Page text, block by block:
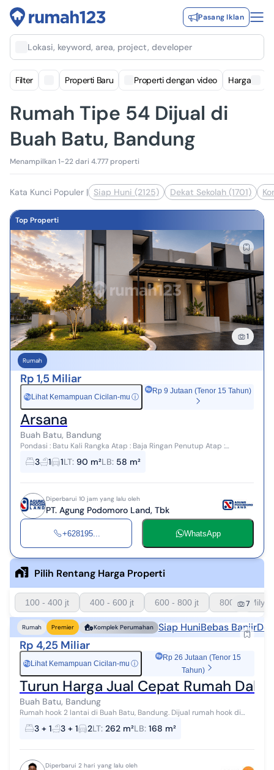
Pasang Iklan
Lokasi, keyword, area, project, developer
Filter Properti Baru Properti dengan video Harga
Rumah Tipe 54 Dijual di
Buah Batu, Bandung
Menampilkan 1-22 dari 4.777 properti
Kata Kunci Populer | Siap Huni (2125) Dekat Sekolah (1701)
Top Properti
1
Rumah
Rp 1,5 Miliar
Rp Lihat Kemampuan Cicilan-mu ⓘ
Rp 9 Jutaan (Tenor 15 Tahun)
Arsana
Buah Batu, Bandung
Pondasi : Batu Kali Rangka Atap : Baja Ringan Penutup Atap :
Genteng Beton Plafond : Gypsum Board; finishing Cat Dinding Luar
& Dalam : Bata Pleste...
3 1 1LT: 90 m²LB: 58 m²
Diperbarui 10 jam yang lalu oleh
PT. Agung Podomoro Land, Tbk
+628195... WhatsApp
Pilih Rentang Harga Properti
100 - 400 jt 400 - 600 jt 600 - 800 jt 800 - 1 Milyar
7
Rumah Premier Komplek Perumahan Siap HuniBebas Banjir
Rp 4,25 Miliar
Rp Lihat Kemampuan Cicilan-mu ⓘ
Rp 26 Jutaan (Tenor 15
Tahun)
Turun Harga Jual Cepat Rumah
Buah Batu, Bandung
Rumah hook 2 lantai di Buah Batu, Bandung. Dijual rumah hook di
wilayah yang nyaman dengan pemandangan permukiman warga.
Properti 2 lantai berga...
3 + 1 3 + 1 2LT: 262 m²LB: 168 m²
Diperbarui 2 hari yang lalu oleh